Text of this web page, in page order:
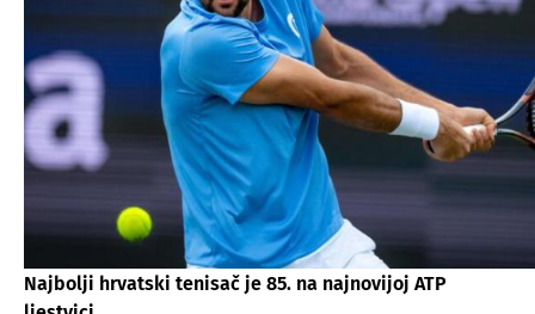
Najbolji hrvatski tenisač je 85. na najnovijoj ATP